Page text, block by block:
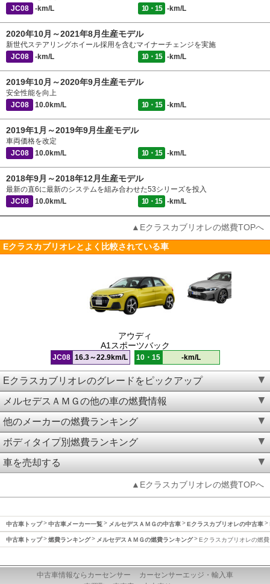
JC08
-km/L 10・15 -km/L
2020年10月～2021年8月生産モデル
新世代ステアリングホイール採用を含むマイナーチェンジを実施
JC08
-km/L 10・15 -km/L
2019年10月～2020年9月生産モデル
安全性能を向上
JC08
10.0km/L 10・15 -km/L
2019年1月～2019年9月生産モデル
車両価格を改定
JC08
10.0km/L 10・15 -km/L
2018年9月～2018年12月生産モデル
最新の直6に最新のシステムを組み合わせた53シリーズを投入
JC08
10.0km/L 10・15 -km/L
▲Eクラスカブリオレの燃費TOPへ
Eクラスカブリオレとよく比較されている車
アウディ
A1スポーツバック
JC08 16.3～22.9km/L 10・15 -km/L
Eクラスカブリオレのグレードをピックアップ
メルセデスＡＭＧの他の車の燃費情報
他のメーカーの燃費ランキング
ボディタイプ別燃費ランキング
車を売却する
▲Eクラスカブリオレの燃費TOPへ
中古車トップ 中古車メーカー一覧 メルセデスＡＭＧの中古車 Eクラスカブリオレの中古車
中古車トップ 燃費ランキング メルセデスＡＭＧの燃費ランキング Eクラスカブリオレの燃費
中古車情報ならカーセンサー
カーセンサーエッジ・輸入車